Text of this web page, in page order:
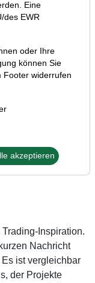
Sie auf alles
Inspiration.
Nachricht
ist vergleichbar
der Projekte
Eine
des EWR
oder Ihre
können Sie
Footer widerrufen
akzeptieren